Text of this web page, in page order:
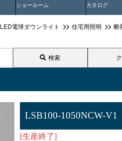
ショールーム カタログ
LED電球ダウンライト 住宅用照明 断
検索
LSB100-1050NCW-V1
[生産終了]